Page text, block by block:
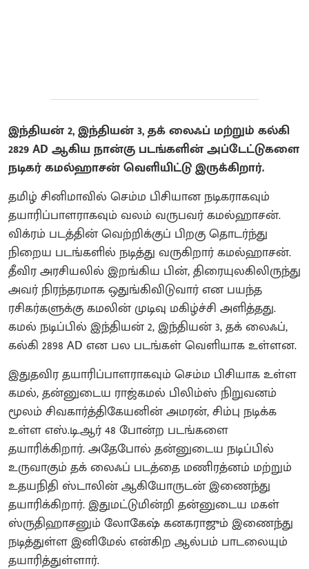
இந்தியன் 2, இந்தியன் 3, தக் லைஃப் மற்றும் கல்கி
2829 AD ஆகிய நான்கு படங்களின் அப்டேட்டுகளை
நடிகர் கமல்ஹாசன் வெளியிட்டு இருக்கிறார்.
தமிழ் சினிமாவில் செம்ம பிசியான நடிகராகவும்
தயாரிப்பாளராகவும் வலம் வருபவர் கமல்ஹாசன்.
விக்ரம் படத்தின் வெற்றிக்குப் பிறகு தொடர்ந்து
நிறைய படங்களில் நடித்து வருகிறார் கமல்ஹாசன்.
தீவிர அரசியலில் இறங்கிய பின், திரையுலகிலிருந்து
அவர் நிரந்தரமாக ஒதுங்கிவிடுவார் என பயந்த
ரசிகர்களுக்கு கமலின் முடிவு மகிழ்ச்சி அளித்தது.
கமல் நடிப்பில் இந்தியன் 2, இந்தியன் 3, தக் லைஃப்,
கல்கி 2898 AD என பல படங்கள் வெளியாக உள்ளன.
இதுதவிர தயாரிப்பாளராகவும் செம்ம பிசியாக உள்ள
கமல், தன்னுடைய ராஜ்கமல் பிலிம்ஸ் நிறுவனம்
மூலம் சிவகார்த்திகேயனின் அமரன், சிம்பு நடிக்க
உள்ள எஸ்.டி.ஆர் 48 போன்ற படங்களை
தயாரிக்கிறார். அதேபோல் தன்னுடைய நடிப்பில்
உருவாகும் தக் லைஃப் படத்தை மணிரத்னம் மற்றும்
உதயநிதி ஸ்டாலின் ஆகியோருடன் இணைந்து
தயாரிக்கிறார். இதுமட்டுமின்றி தன்னுடைய மகள்
ஸ்ருதிஹாசனும் லோகேஷ் கனகராஜும் இணைந்து
நடித்துள்ள இனிமேல் என்கிற ஆல்பம் பாடலையும்
தயாரித்துள்ளார்.